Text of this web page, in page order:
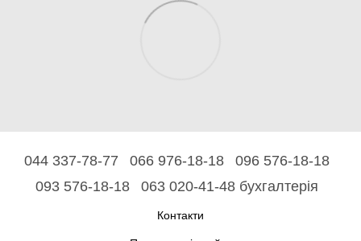
044 337-78-77 066 976-18-18
096 576-18-18
093 576-18-18
063 020-41-48 бухгалтерія
Контакти